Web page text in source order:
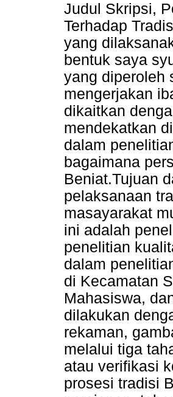
Judul Skripsi,
Terhadap
yang
bentuk saya
yang diperoleh
mengerjakan
dikaitkan
mendekatkan
dalam
bagaimana
Beniat.Tujuan
pelaksanaan
masayarakat
ini adalah
penelitian
dalam
di Kecamatan
Mahasiswa,
dilakukan
rekaman,
melalui tiga
atau verifikasi
prosesi tradisi